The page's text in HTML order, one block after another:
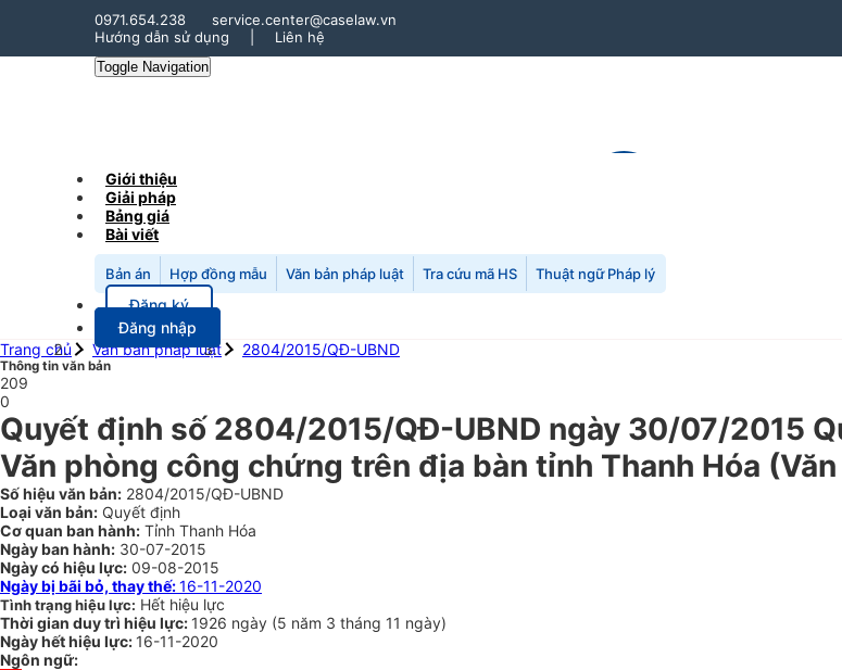
0971.654.238
service.center@caselaw.vn
Hướng dẫn sử dụng
Liên hệ
Toggle Navigation
Giới thiệu
Giải pháp
Bảng giá
Bài viết
Bản án Hợp đồng mẫu Văn bản pháp luật Tra cứu mã HS Thuật ngữ Pháp lý
Đăng ký
Đăng nhập
Trang chủ
Văn bản pháp luật 2804/2015/QĐ-UBND
Thông tin văn bản
209
0
Quyết định số 2804/2015/QĐ-UBND ngày 30/07/2015
Văn phòng công chứng trên địa bàn tỉnh Thanh Hóa
Số hiệu văn bản: 2804/2015/QĐ-UBND
Loại văn bản: Quyết định
Cơ quan ban hành: Tỉnh Thanh Hóa
Ngày ban hành: 30-07-2015
Ngày có hiệu lực: 09-08-2015
Ngày bị bãi bỏ, thay thế:16-11-2020
Tình trạng hiệu lực: Hết hiệu lực
Thời gian duy trì hiệu lực: 1926 ngày (5 năm 3 tháng 11 ngày)
Ngày hết hiệu lực: 16-11-2020
Ngôn ngữ: